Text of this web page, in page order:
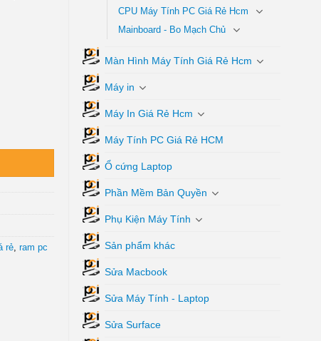
CPU Máy Tính PC Giá Rẻ Hcm
Mainboard - Bo Mạch Chủ
Màn Hình Máy Tính Giá Rẻ Hcm
Máy in
Máy In Giá Rẻ Hcm
Máy Tính PC Giá Rẻ HCM
Ổ cứng Laptop
Phần Mềm Bản Quyền
Phụ Kiện Máy Tính
Sản phẩm khác
Sửa Macbook
Sửa Máy Tính - Laptop
Sửa Surface
DDR4 2800MHz Uy tín số lượng
rẻ,ram pc